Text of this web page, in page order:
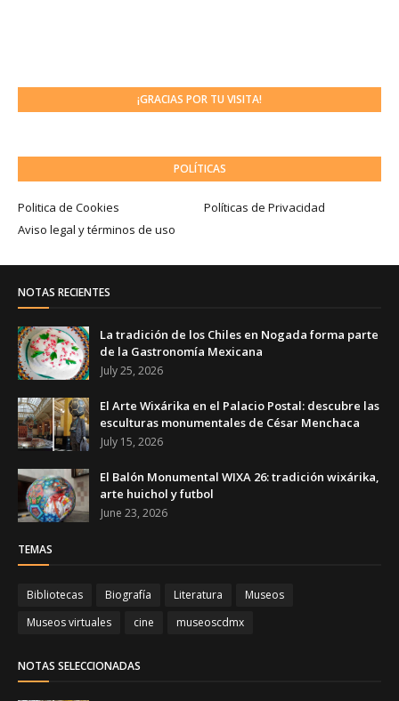
¡GRACIAS POR TU VISITA!
POLÍTICAS
Politica de Cookies
Políticas de Privacidad
Aviso legal y términos de uso
NOTAS RECIENTES
La tradición de los Chiles en Nogada forma parte
de la Gastronomía Mexicana
July 25, 2026
El Arte Wixárika en el Palacio Postal: descubre las
esculturas monumentales de César Menchaca
July 15, 2026
El Balón Monumental WIXA 26: tradición wixárika,
arte huichol y futbol
June 23, 2026
TEMAS
Bibliotecas Biografía Literatura
Museos
Museos virtuales
cine museoscdmx
NOTAS SELECCIONADAS